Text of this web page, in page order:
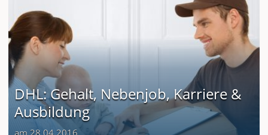
DHL: Gehalt, Nebenjob, Karriere &
Ausbildung
am 28.04.2016